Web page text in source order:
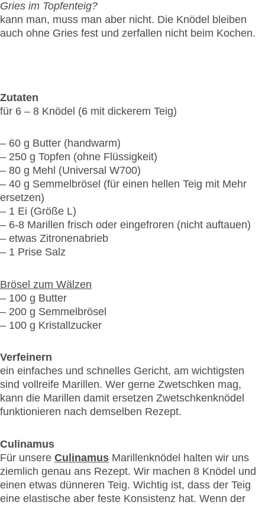
Gries im Topfenteig?
kann man, muss man aber nicht. Die Knödel bleiben
auch ohne Gries fest und zerfallen nicht beim Kochen.
Zutaten
für 6 – 8 Knödel (6 mit dickerem Teig)
– 60 g Butter (handwarm)
– 250 g Topfen (ohne Flüssigkeit)
– 80 g Mehl (Universal W700)
– 40 g Semmelbrösel (für einen hellen Teig mit Mehr
ersetzen)
– 1 Ei (Größe L)
– 6-8 Marillen frisch oder eingefroren (nicht auftauen)
– etwas Zitronenabrieb
– 1 Prise Salz
Brösel zum Wälzen
– 100 g Butter
– 200 g Semmelbrösel
– 100 g Kristallzucker
Verfeinern
ein einfaches und schnelles Gericht, am wichtigsten
sind vollreife Marillen. Wer gerne Zwetschken mag,
kann die Marillen damit ersetzen Zwetschkenknödel
funktionieren nach demselben Rezept.
Culinamus
Für unsere Culinamus Marillenknödel halten wir uns
ziemlich genau ans Rezept. Wir machen 8 Knödel und
einen etwas dünneren Teig. Wichtig ist, dass der Teig
eine elastische aber feste Konsistenz hat. Wenn der